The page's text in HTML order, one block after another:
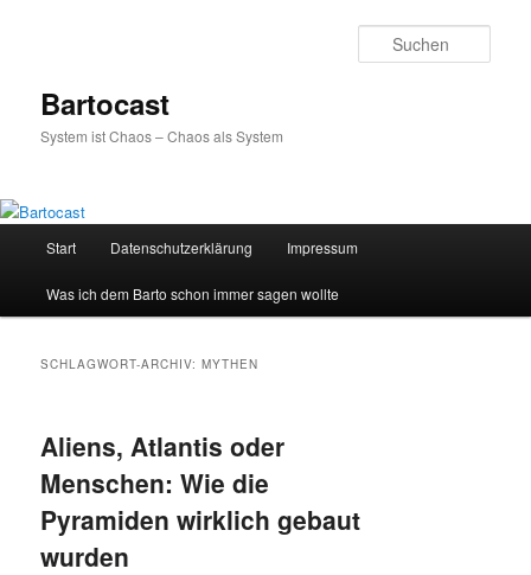
Bartocast
System ist Chaos – Chaos als System
Start Datenschutzerklärung Impressum
Was ich dem Barto schon immer sagen wollte
SCHLAGWORT-ARCHIV:MYTHEN
Aliens, Atlantis oder
Menschen: Wie die
Pyramiden wirklich gebaut
wurden